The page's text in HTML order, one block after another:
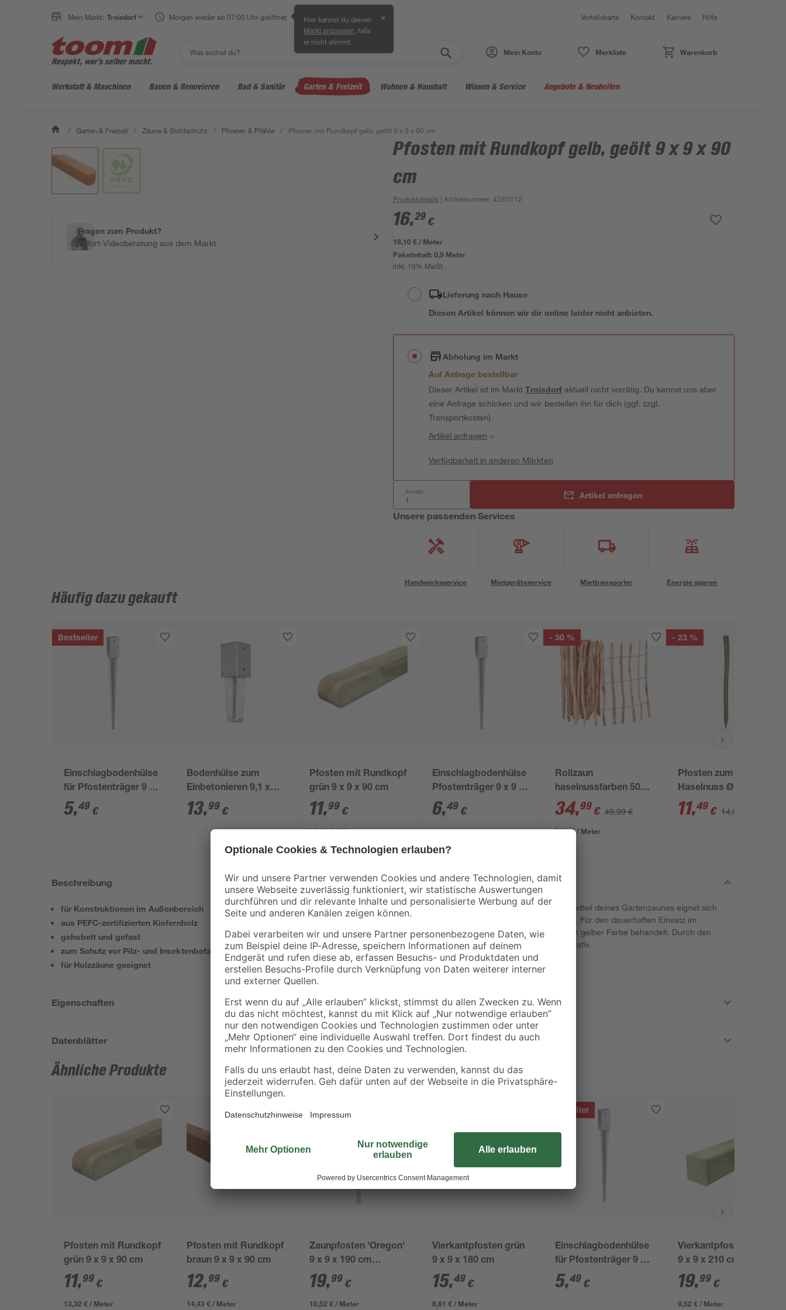
Mein Markt: Troisdorf Morgen wieder ab 07:00 Uhr geöffnet Hier kannst du deinen
Markt anpassen , falls
er nicht stimmt.
✕ Vorteilskarte Kontakt Karriere Hilfe
Mein Konto Merkliste Warenkorb
Werkstatt & Maschinen Bauen & Renovieren Bad & Sanitär Garten & Freizeit Wohnen & Haushalt Wissen & Service Angebote & Neuheiten
/ Garten & Freizeit / Zäune & Sichtschutz / Pfosten & Pfähle / Pfosten mit Rundkopf gelb, geölt 9 x 9 x 90 cm
Fragen zum Produkt?
Sofort-Videoberatung aus dem Markt
Pfosten mit Rundkopf gelb, geölt 9 x 9 x 90
cm
Produktdetails | Artikelnummer:4280112
16,29 €
18,10 € / Meter
Paketinhalt:0,9 Meter
inkl. 19% MwSt.
Lieferung nach Hause
Diesen Artikel können wir dir online leider nicht anbieten.
Abholung im Markt
Auf Anfrage bestellbar
Dieser Artikel ist im MarktTroisdorfaktuell nicht vorrätig. Du kannst uns aber
eine Anfrage schicken und wir bestellen ihn für dich (ggf. zzgl.
Transportkosten).
Artikel anfragen >
Verfügbarkeit in anderen Märkten
Anzahl: Artikel anfragen
Unsere passenden Services
Handwerksservice Mietgeräteservice Miettransporter Energie sparen
Häufig dazu gekauft
Bestseller
Einschlagbodenhülse
für Pfostenträger 9 x
9 x 75 cm
5,49 €
Bodenhülse zum
Einbetonieren 9,1 x
9,1 x 35 cm
13,99 €
Pfosten mit Rundkopf
grün 9 x 9 x 90 cm
11,99 €
13,32 € / Meter
Einschlagbodenhülse
Pfostenträger 9 x 9 x
90 cm
6,49 €
- 30 %
Rollzaun
haselnussfarben 500
x 80 cm
34,99 € 49,99 €
7,00 € / Meter
- 23 %
Pfosten zum Rollzaun
Haselnuss Ø 6 x 120
cm natur
11,49 € 14,99 €
Beschreibung
für Konstruktionen im Außenbereich
aus PEFC-zertifizierten Kiefernholz
gehobelt und gefast
zum Schutz vor Pilz- und Insektenbefall behandelt
für Holzzäune geeignet
Als optisch ansprechendes Element oder Bestandteil deines Gartenzaunes eignet sich
dieser Pfosten aus robustem Kiefernholz optimal. Für den dauerhaften Einsatz im
Außenbereich ist das Holz mit schützendem Öl in gelber Farbe behandelt. Durch den
abgerundeten Kopf ist der Pfosten äußerst dekorativ.
Eigenschaften
Datenblätter
Ähnliche Produkte
Pfosten mit Rundkopf
grün 9 x 9 x 90 cm
11,99 €
13,32 € / Meter
Pfosten mit Rundkopf
braun 9 x 9 x 90 cm
12,99 €
14,43 € / Meter
Zaunpfosten 'Oregon'
9 x 9 x 190 cm
Douglasie natur
19,99 €
10,52 € / Meter
Vierkantpfosten grün
9 x 9 x 180 cm
15,49 €
8,61 € / Meter
Bestseller
Einschlagbodenhülse
für Pfostenträger 9 x
9 x 75 cm
5,49 €
Vierkantpfosten grün
9 x 9 x 210 cm
19,99 €
9,52 € / Meter